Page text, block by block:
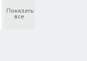
Показать
все